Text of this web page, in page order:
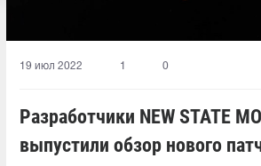
19 июл 2022 1 0
Разработчики NEW STATE
выпустили обзор нового